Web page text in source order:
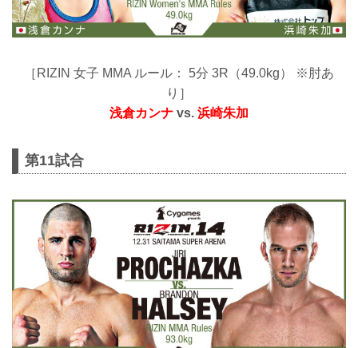
［RIZIN 女子 MMA ルール： 5分 3R（49.0kg） ※肘あ
り］
浅倉カンナ vs. 浜崎朱加
第11試合